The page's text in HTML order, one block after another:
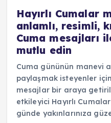
Hayırlı Cumalar
anlamlı, resimli,
Cuma mesajları
mutlu edin
Cuma gününün manevi
paylaşmak isteyenler
mesajlar bir araya
etkileyici Hayırlı
günde yakınlarınıza